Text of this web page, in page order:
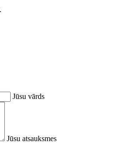
Jūsu vārds
Jūsu atsauksmes